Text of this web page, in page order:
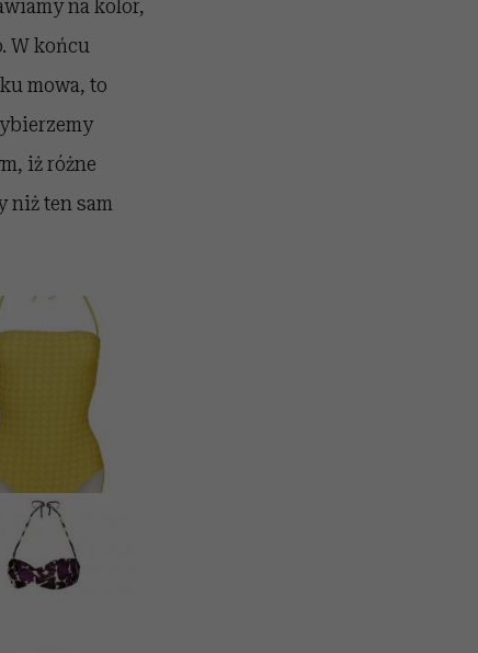
na kolor,
W końcu
mowa, to
iż różne
niż ten sam